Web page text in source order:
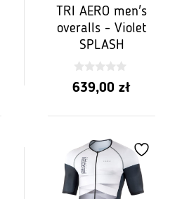
TRI AERO men's
overalls - Violet
SPLASH
0
z
639,00 zł